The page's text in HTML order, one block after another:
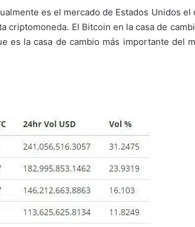
es el mercado de Estados Unidos el
criptomoneda. El Bitcoin en la casa de
es la casa de cambio más importante del